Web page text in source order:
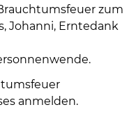
zum
Johanni, Erntedank
anmelden.